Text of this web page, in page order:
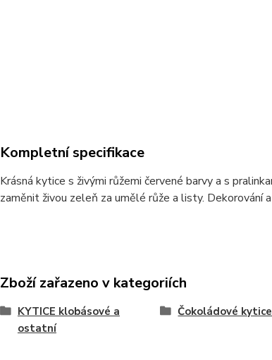
Kompletní specifikace
Krásná kytice s živými růžemi červené barvy a s
zaměnit živou zeleň za umělé růže a listy.
Zboží zařazeno v kategoriích
KYTICE klobásové a
ostatní
Čokoládové kytice